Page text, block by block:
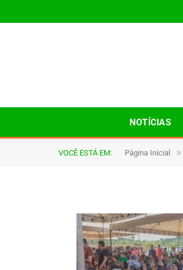
NOTÍCIAS
VOCÊ ESTÁ EM: Página Inicial »